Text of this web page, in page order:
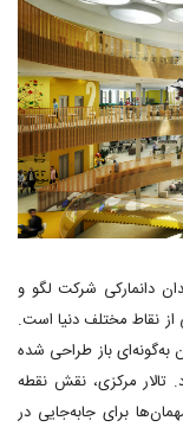
دانمارکی شرکت لگو و
از نقاط مختلف دنیا است.
به‌گونه‌ای باز طراحی شده
مرکزی، نقش نقطه
برای جابه‌جایی در